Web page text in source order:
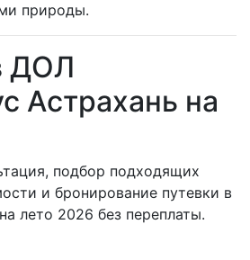
природы.
ДОЛ
Астрахань на
подбор подходящих
и бронирование путевки в
лето 2026 без переплаты.